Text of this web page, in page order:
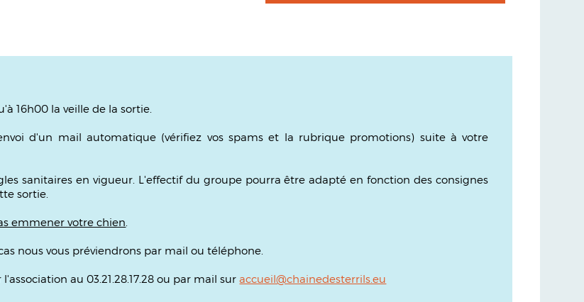
16h00 la veille de la sortie.
d'un mail automatique (vérifiez vos spams et la rubrique promotions) suite à votre
sanitaires en vigueur. L'effectif du groupe pourra être adapté en fonction des consignes
sortie.
emmener votre chien
nous vous préviendrons par mail ou téléphone.
au 03.21.28.17.28 ou par mail suraccueil@chainedesterrils.eu